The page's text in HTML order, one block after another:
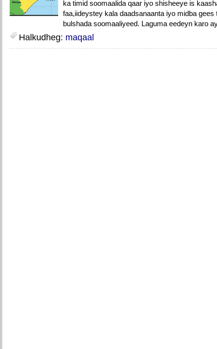
ka timid soomaalida qaar iyo shisheeye is
faa,iideystey kala daadsanaanta iyo midba
bulshada soomaaliyeed. Laguma eedeyn karo
Halkudheg: maqaal